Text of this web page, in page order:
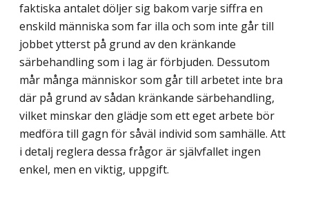
faktiska antalet döljer sig bakom varje siffra en
enskild människa som far illa och som inte går till
jobbet ytterst på grund av den kränkande
särbehandling som i lag är förbjuden. Dessutom
mår många människor som går till arbetet inte bra
där på grund av sådan kränkande särbehandling,
vilket minskar den glädje som ett eget arbete bör
medföra till gagn för såväl individ som samhälle. Att
i detalj reglera dessa frågor är självfallet ingen
enkel, men en viktig, uppgift.